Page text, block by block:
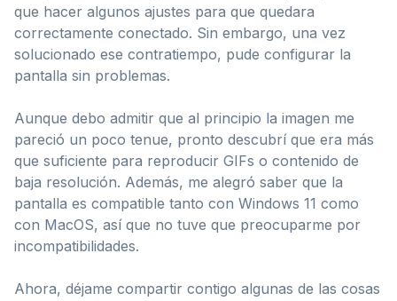
que hacer algunos ajustes para que quedara
correctamente conectado. Sin embargo, una vez
solucionado ese contratiempo, pude configurar la
pantalla sin problemas.
Aunque debo admitir que al principio la imagen me
pareció un poco tenue, pronto descubrí que era más
que suficiente para reproducir GIFs o contenido de
baja resolución. Además, me alegró saber que la
pantalla es compatible tanto con Windows 11 como
con MacOS, así que no tuve que preocuparme por
incompatibilidades.
Ahora, déjame compartir contigo algunas de las cosas